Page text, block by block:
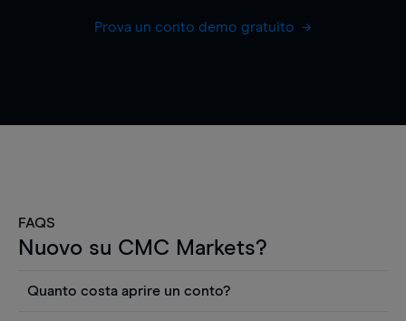
Prova un conto demo gratuito
FAQS
Nuovo su CMC Markets?
Quanto costa aprire un conto?